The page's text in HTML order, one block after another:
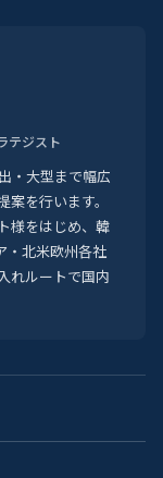
テジスト
・大型まで幅広
を行います。
様をはじめ、韓
・北米欧州各社
れルートで国内